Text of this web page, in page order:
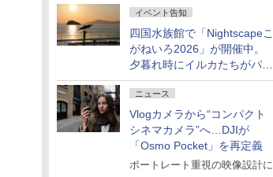
イベント告知
四国水族館で「Nightscapeこ
がねいろ2026」が開催中。
夕暮れ時にイルカたちがパフ
ォーマンスを繰り広げる
ニュース
Vlogカメラから“コンパクト
シネマカメラ”へ…DJIが
「Osmo Pocket」を再定義
ポートレート重視の映像設計に